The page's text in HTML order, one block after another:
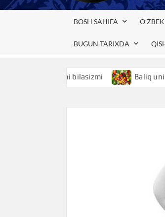
BOSH SAHIFA
BUGUN TARIXDA
bilasizmi Baliq uni nimani